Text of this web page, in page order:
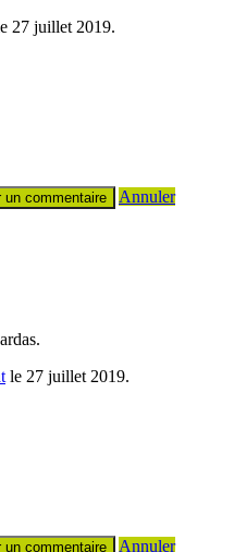
27 juillet 2019.
Annuler
le 27 juillet 2019.
Annuler